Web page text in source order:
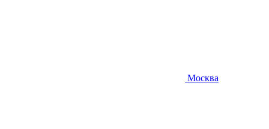
Москва